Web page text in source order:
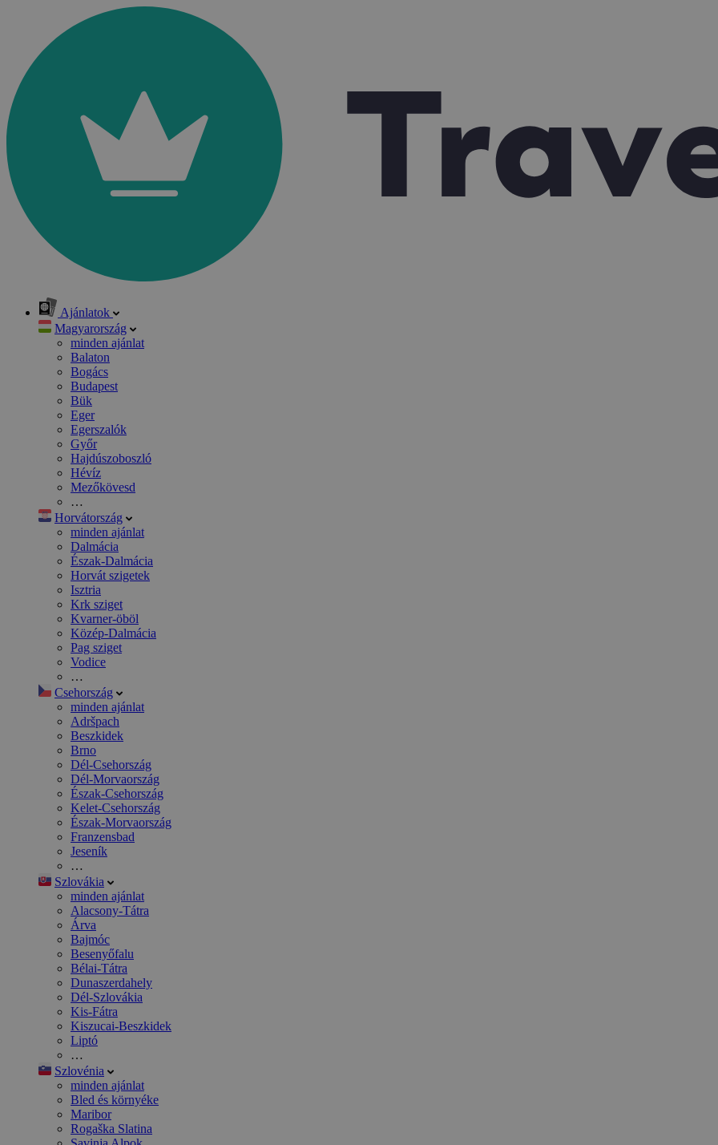
Ajánlatok
Magyarország
minden ajánlat
Balaton
Bogács
Budapest
Bük
Eger
Egerszalók
Győr
Hajdúszoboszló
Hévíz
Mezőkövesd
…
Horvátország
minden ajánlat
Dalmácia
Észak-Dalmácia
Horvát szigetek
Isztria
Krk sziget
Kvarner-öböl
Közép-Dalmácia
Pag sziget
Vodice
…
Csehország
minden ajánlat
Adršpach
Beszkidek
Brno
Dél-Csehország
Dél-Morvaország
Észak-Csehország
Kelet-Csehország
Észak-Morvaország
Franzensbad
Jeseník
…
Szlovákia
minden ajánlat
Alacsony-Tátra
Árva
Bajmóc
Besenyőfalu
Bélai-Tátra
Dunaszerdahely
Dél-Szlovákia
Kis-Fátra
Kiszucai-Beszkidek
Liptó
…
Szlovénia
minden ajánlat
Bled és környéke
Maribor
Rogaška Slatina